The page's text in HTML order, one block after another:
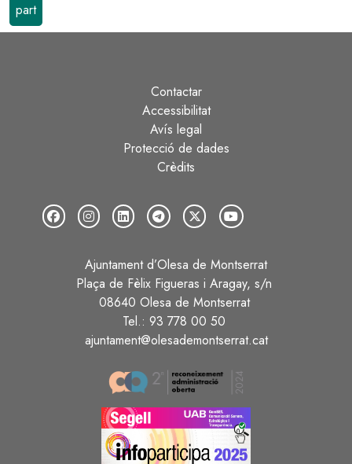
part
Contactar
Accessibilitat
Avís legal
Protecció de dades
Crèdits
Ajuntament d’Olesa de Montserrat
Plaça de Fèlix Figueras i Aragay, s/n
08640 Olesa de Montserrat
Tel.: 93 778 00 50
ajuntament@olesademontserrat.cat
Image
Image